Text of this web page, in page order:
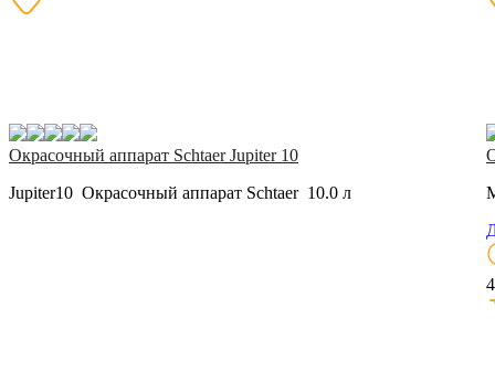
Окрасочный аппарат Schtaer Jupiter 10
Jupiter10 Окрасочный аппарат Schtaer 10.0 л